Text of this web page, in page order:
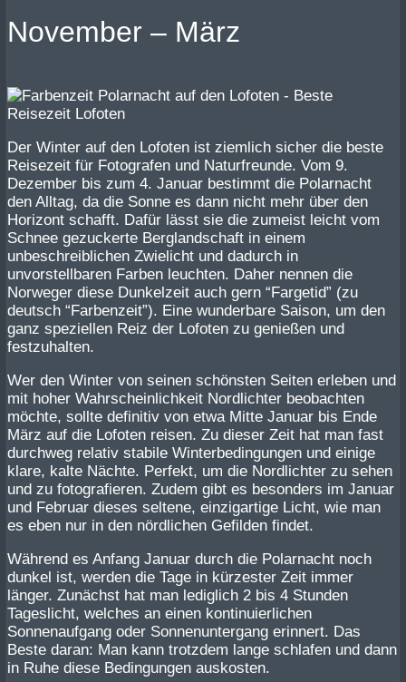
November – März
Der Winter auf den Lofoten ist ziemlich sicher die beste
Reisezeit für Fotografen und Naturfreunde. Vom 9.
Dezember bis zum 4. Januar bestimmt die Polarnacht
den Alltag, da die Sonne es dann nicht mehr über den
Horizont schafft. Dafür lässt sie die zumeist leicht vom
Schnee gezuckerte Berglandschaft in einem
unbeschreiblichen Zwielicht und dadurch in
unvorstellbaren Farben leuchten. Daher nennen die
Norweger diese Dunkelzeit auch gern “Fargetid” (zu
deutsch “Farbenzeit”). Eine wunderbare Saison, um den
ganz speziellen Reiz der Lofoten zu genießen und
festzuhalten.
Wer den Winter von seinen schönsten Seiten erleben und
mit hoher Wahrscheinlichkeit Nordlichter beobachten
möchte, sollte definitiv von etwa Mitte Januar bis Ende
März auf die Lofoten reisen. Zu dieser Zeit hat man fast
durchweg relativ stabile Winterbedingungen und einige
klare, kalte Nächte. Perfekt, um die Nordlichter zu sehen
und zu fotografieren. Zudem gibt es besonders im Januar
und Februar dieses seltene, einzigartige Licht, wie man
es eben nur in den nördlichen Gefilden findet.
Während es Anfang Januar durch die Polarnacht noch
dunkel ist, werden die Tage in kürzester Zeit immer
länger. Zunächst hat man lediglich 2 bis 4 Stunden
Tageslicht, welches an einen kontinuierlichen
Sonnenaufgang oder Sonnenuntergang erinnert. Das
Beste daran: Man kann trotzdem lange schlafen und dann
in Ruhe diese Bedingungen auskosten.